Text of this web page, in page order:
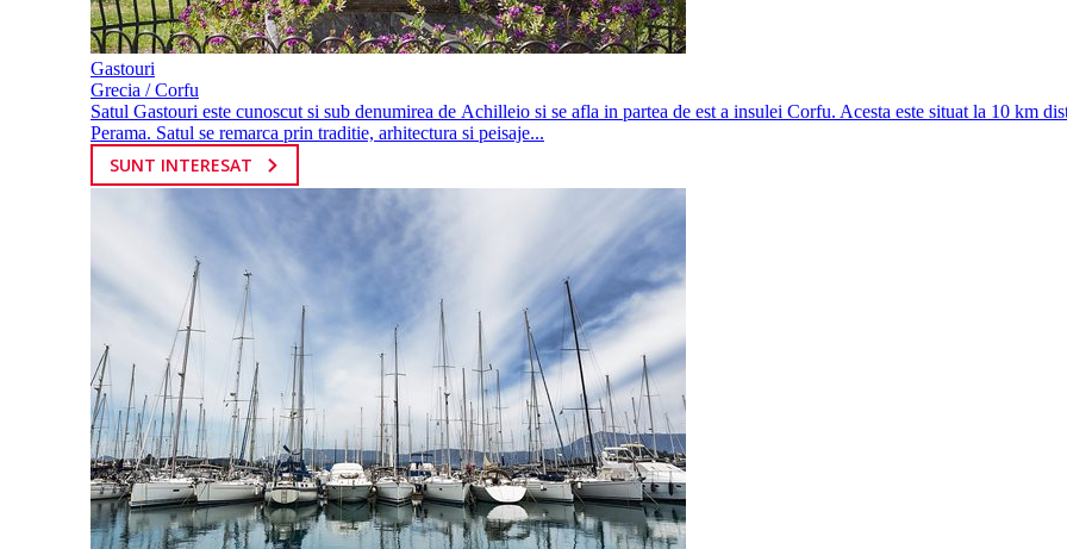
Gastouri
Grecia / Corfu
Satul Gastouri este cunoscut si sub denumirea de Aсhillеiο si se afla in partea de est a insulei Corfu. Acesta este situat la 10 km
Perama. Satul se remarca prin traditie, arhitectura si peisaje...
SUNT INTERESAT